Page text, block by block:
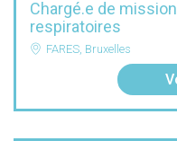
Chargé.e de
respiratoires
FARES, Bruxelles